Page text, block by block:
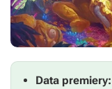
Data premiery: